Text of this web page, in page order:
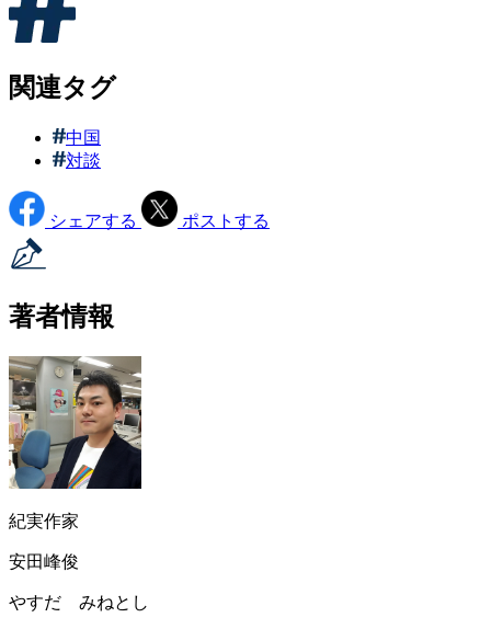
関連タグ
中国
対談
シェアする ポストする
著者情報
紀実作家
安田峰俊
やすだ みねとし